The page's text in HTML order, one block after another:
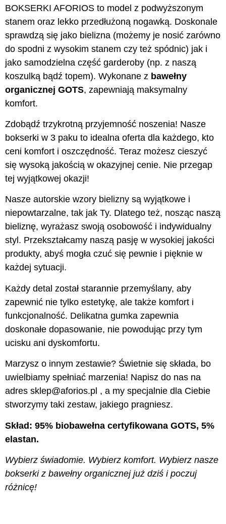
BOKSERKI AFORIOS to model z podwyższonym
stanem oraz lekko przedłużoną nogawką. Doskonale
sprawdzą się jako bielizna (możemy je nosić zarówno
do spodni z wysokim stanem czy też spódnic) jak i
jako samodzielna część garderoby (np. z naszą
koszulką bądź topem). Wykonane z bawełny
organicznej GOTS, zapewniają maksymalny
komfort.
Zdobądź trzykrotną przyjemność noszenia! Nasze
bokserki w 3 paku to idealna oferta dla każdego, kto
ceni komfort i oszczędność. Teraz możesz cieszyć
się wysoką jakością w okazyjnej cenie. Nie przegap
tej wyjątkowej okazji!
Nasze autorskie wzory bielizny są wyjątkowe i
niepowtarzalne, tak jak Ty. Dlatego też, nosząc naszą
bieliznę, wyrażasz swoją osobowość i indywidualny
styl. Przekształcamy naszą pasję w wysokiej jakości
produkty, abyś mogła czuć się pewnie i pięknie w
każdej sytuacji.
Każdy detal został starannie przemyślany, aby
zapewnić nie tylko estetykę, ale także komfort i
funkcjonalność. Delikatna gumka zapewnia
doskonałe dopasowanie, nie powodując przy tym
ucisku ani dyskomfortu.
Marzysz o innym zestawie? Świetnie się składa, bo
uwielbiamy spełniać marzenia! Napisz do nas na
adres sklep@aforios.pl , a my specjalnie dla Ciebie
stworzymy taki zestaw, jakiego pragniesz.
Skład: 95% biobawełna certyfikowana GOTS, 5%
elastan.
Wybierz świadomie. Wybierz komfort. Wybierz nasze
bokserki z bawełny organicznej już dziś i poczuj
różnicę!